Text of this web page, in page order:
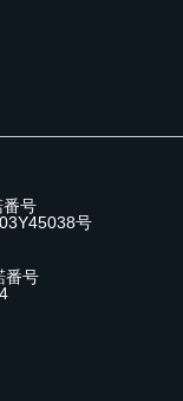
番号
号
番号